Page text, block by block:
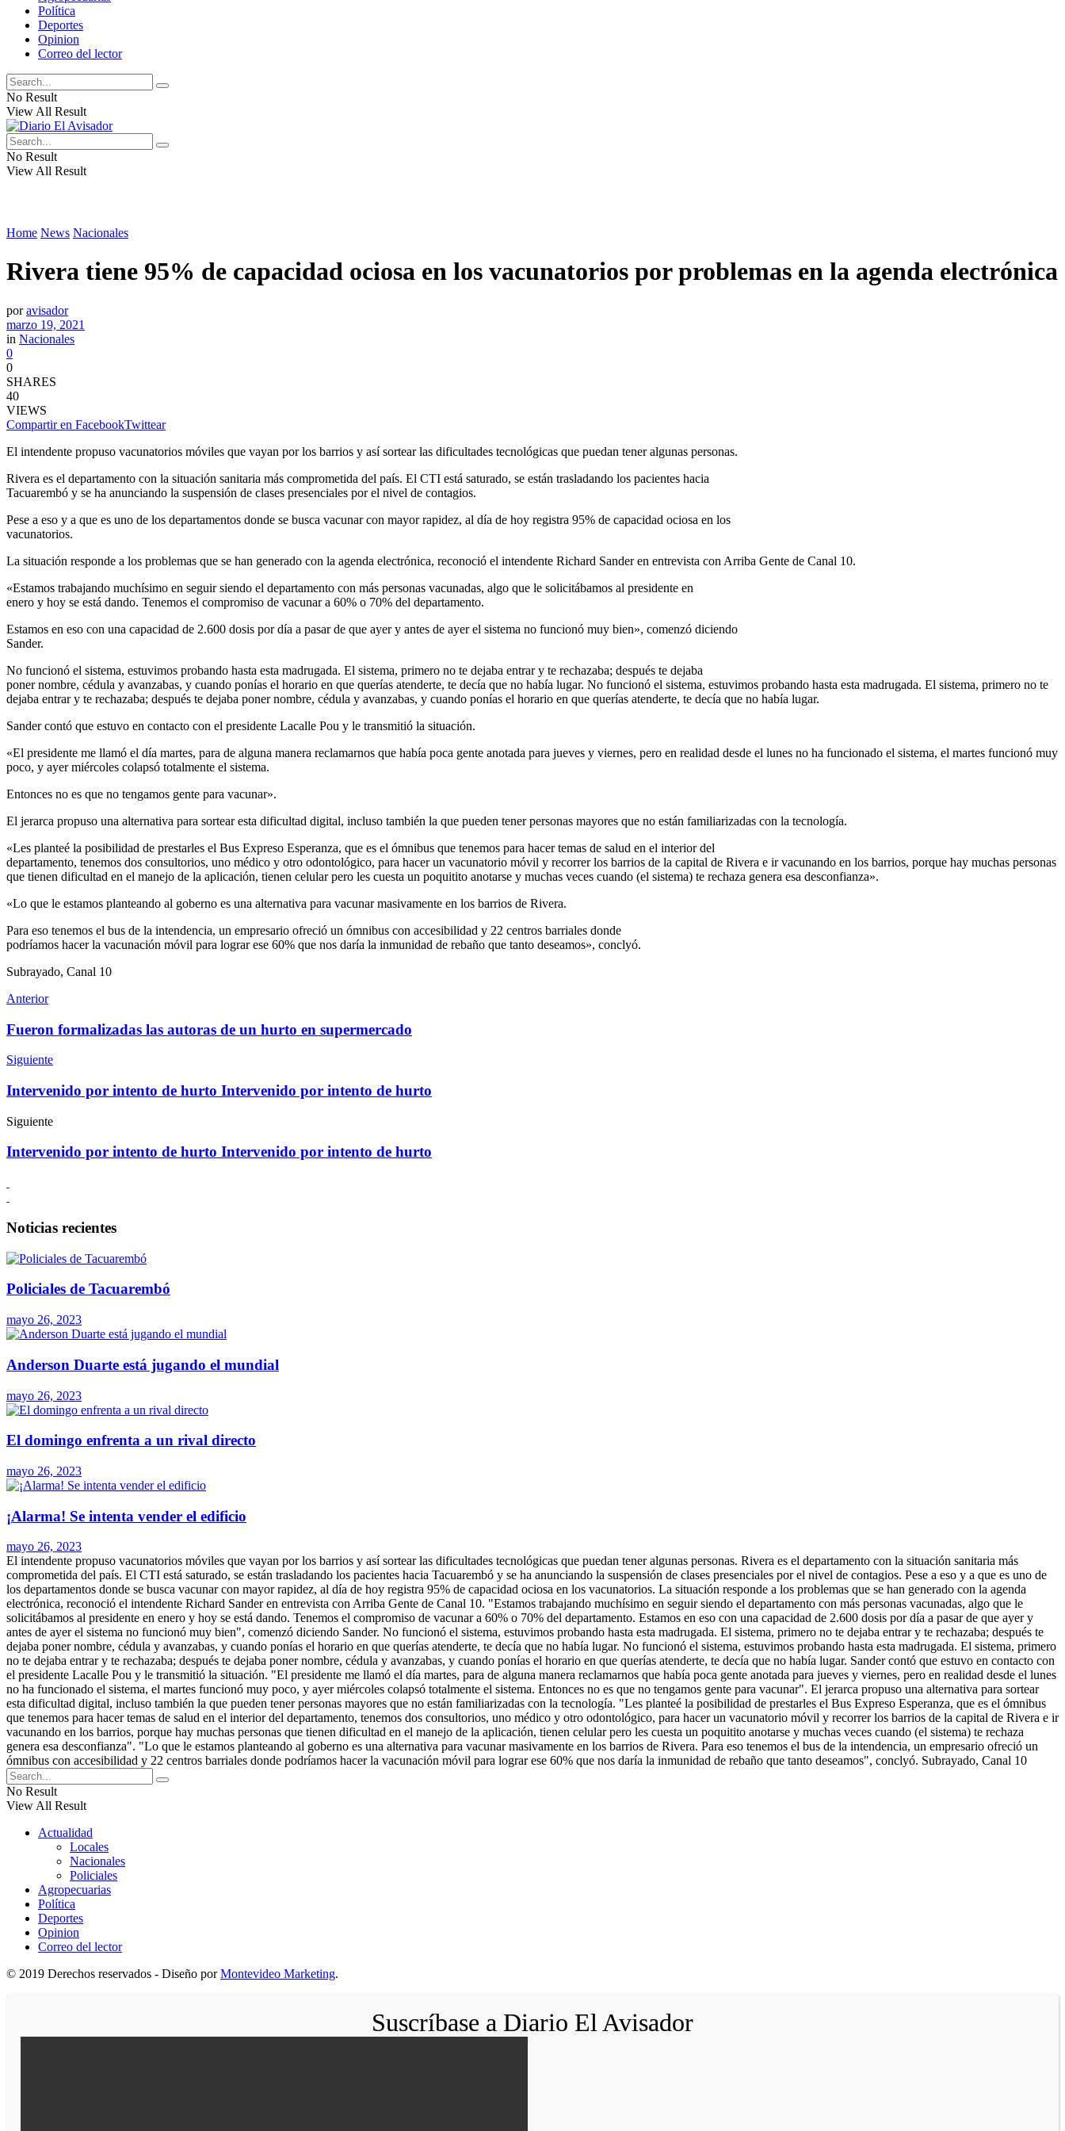
Política
Deportes
Opinion
Correo del lector
No Result
View All Result
No Result
View All Result
Home News Nacionales
Rivera tiene 95% de capacidad ociosa en los vacunatorios por problemas en la agenda electrónica
por avisador
marzo 19, 2021
in Nacionales
0
0
SHARES
40
VIEWS
Compartir en FacebookTwittear
El intendente propuso vacunatorios móviles que vayan por los barrios y así sortear las dificultades tecnológicas que puedan tener algunas personas.
Rivera es el departamento con la situación sanitaria más comprometida del país. El CTI está saturado, se están trasladando los pacientes hacia
Tacuarembó y se ha anunciando la suspensión de clases presenciales por el nivel de contagios.
Pese a eso y a que es uno de los departamentos donde se busca vacunar con mayor rapidez, al día de hoy registra 95% de capacidad ociosa en los
vacunatorios.
La situación responde a los problemas que se han generado con la agenda electrónica, reconoció el intendente Richard Sander en entrevista con Arriba Gente de Canal 10.
«Estamos trabajando muchísimo en seguir siendo el departamento con más personas vacunadas, algo que le solicitábamos al presidente en
enero y hoy se está dando. Tenemos el compromiso de vacunar a 60% o 70% del departamento.
Estamos en eso con una capacidad de 2.600 dosis por día a pasar de que ayer y antes de ayer el sistema no funcionó muy bien», comenzó diciendo
Sander.
No funcionó el sistema, estuvimos probando hasta esta madrugada. El sistema, primero no te dejaba entrar y te rechazaba; después te dejaba
poner nombre, cédula y avanzabas, y cuando ponías el horario en que querías atenderte, te decía que no había lugar. No funcionó el sistema, estuvimos probando hasta esta madrugada. El sistema, primero no te
dejaba entrar y te rechazaba; después te dejaba poner nombre, cédula y avanzabas, y cuando ponías el horario en que querías atenderte, te decía que no había lugar.
Sander contó que estuvo en contacto con el presidente Lacalle Pou y le transmitió la situación.
«El presidente me llamó el día martes, para de alguna manera reclamarnos que había poca gente anotada para jueves y viernes, pero en realidad desde el lunes no ha funcionado el sistema, el martes funcionó muy
poco, y ayer miércoles colapsó totalmente el sistema.
Entonces no es que no tengamos gente para vacunar».
El jerarca propuso una alternativa para sortear esta dificultad digital, incluso también la que pueden tener personas mayores que no están familiarizadas con la tecnología.
«Les planteé la posibilidad de prestarles el Bus Expreso Esperanza, que es el ómnibus que tenemos para hacer temas de salud en el interior del
departamento, tenemos dos consultorios, uno médico y otro odontológico, para hacer un vacunatorio móvil y recorrer los barrios de la capital de Rivera e ir vacunando en los barrios, porque hay muchas personas
que tienen dificultad en el manejo de la aplicación, tienen celular pero les cuesta un poquitito anotarse y muchas veces cuando (el sistema) te rechaza genera esa desconfianza».
«Lo que le estamos planteando al goberno es una alternativa para vacunar masivamente en los barrios de Rivera.
Para eso tenemos el bus de la intendencia, un empresario ofreció un ómnibus con accesibilidad y 22 centros barriales donde
podríamos hacer la vacunación móvil para lograr ese 60% que nos daría la inmunidad de rebaño que tanto deseamos», conclyó.
Subrayado, Canal 10
Anterior
Fueron formalizadas las autoras de un hurto en supermercado
Siguiente
Intervenido por intento de hurto Intervenido por intento de hurto
Siguiente
Intervenido por intento de hurto Intervenido por intento de hurto
Noticias recientes
Policiales de Tacuarembó
mayo 26, 2023
Anderson Duarte está jugando el mundial
mayo 26, 2023
El domingo enfrenta a un rival directo
mayo 26, 2023
¡Alarma! Se intenta vender el edificio
mayo 26, 2023
El intendente propuso vacunatorios móviles que vayan por los barrios y así sortear las dificultades tecnológicas que puedan tener algunas personas. Rivera es el departamento con la situación sanitaria más
comprometida del país. El CTI está saturado, se están trasladando los pacientes hacia Tacuarembó y se ha anunciando la suspensión de clases presenciales por el nivel de contagios. Pese a eso y a que es uno de
los departamentos donde se busca vacunar con mayor rapidez, al día de hoy registra 95% de capacidad ociosa en los vacunatorios. La situación responde a los problemas que se han generado con la agenda
electrónica, reconoció el intendente Richard Sander en entrevista con Arriba Gente de Canal 10. "Estamos trabajando muchísimo en seguir siendo el departamento con más personas vacunadas, algo que le
solicitábamos al presidente en enero y hoy se está dando. Tenemos el compromiso de vacunar a 60% o 70% del departamento. Estamos en eso con una capacidad de 2.600 dosis por día a pasar de que ayer y
antes de ayer el sistema no funcionó muy bien", comenzó diciendo Sander. No funcionó el sistema, estuvimos probando hasta esta madrugada. El sistema, primero no te dejaba entrar y te rechazaba; después te
dejaba poner nombre, cédula y avanzabas, y cuando ponías el horario en que querías atenderte, te decía que no había lugar. No funcionó el sistema, estuvimos probando hasta esta madrugada. El sistema, primero
no te dejaba entrar y te rechazaba; después te dejaba poner nombre, cédula y avanzabas, y cuando ponías el horario en que querías atenderte, te decía que no había lugar. Sander contó que estuvo en contacto con
el presidente Lacalle Pou y le transmitió la situación. "El presidente me llamó el día martes, para de alguna manera reclamarnos que había poca gente anotada para jueves y viernes, pero en realidad desde el lunes
no ha funcionado el sistema, el martes funcionó muy poco, y ayer miércoles colapsó totalmente el sistema. Entonces no es que no tengamos gente para vacunar". El jerarca propuso una alternativa para sortear
esta dificultad digital, incluso también la que pueden tener personas mayores que no están familiarizadas con la tecnología. "Les planteé la posibilidad de prestarles el Bus Expreso Esperanza, que es el ómnibus
que tenemos para hacer temas de salud en el interior del departamento, tenemos dos consultorios, uno médico y otro odontológico, para hacer un vacunatorio móvil y recorrer los barrios de la capital de Rivera e ir
vacunando en los barrios, porque hay muchas personas que tienen dificultad en el manejo de la aplicación, tienen celular pero les cuesta un poquitito anotarse y muchas veces cuando (el sistema) te rechaza
genera esa desconfianza". "Lo que le estamos planteando al goberno es una alternativa para vacunar masivamente en los barrios de Rivera. Para eso tenemos el bus de la intendencia, un empresario ofreció un
ómnibus con accesibilidad y 22 centros barriales donde podríamos hacer la vacunación móvil para lograr ese 60% que nos daría la inmunidad de rebaño que tanto deseamos", conclyó. Subrayado, Canal 10
No Result
View All Result
Actualidad
Locales
Nacionales
Policiales
Agropecuarias
Política
Deportes
Opinion
Correo del lector
© 2019 Derechos reservados - Diseño porMontevideo Marketing.
Suscríbase a Diario El Avisador